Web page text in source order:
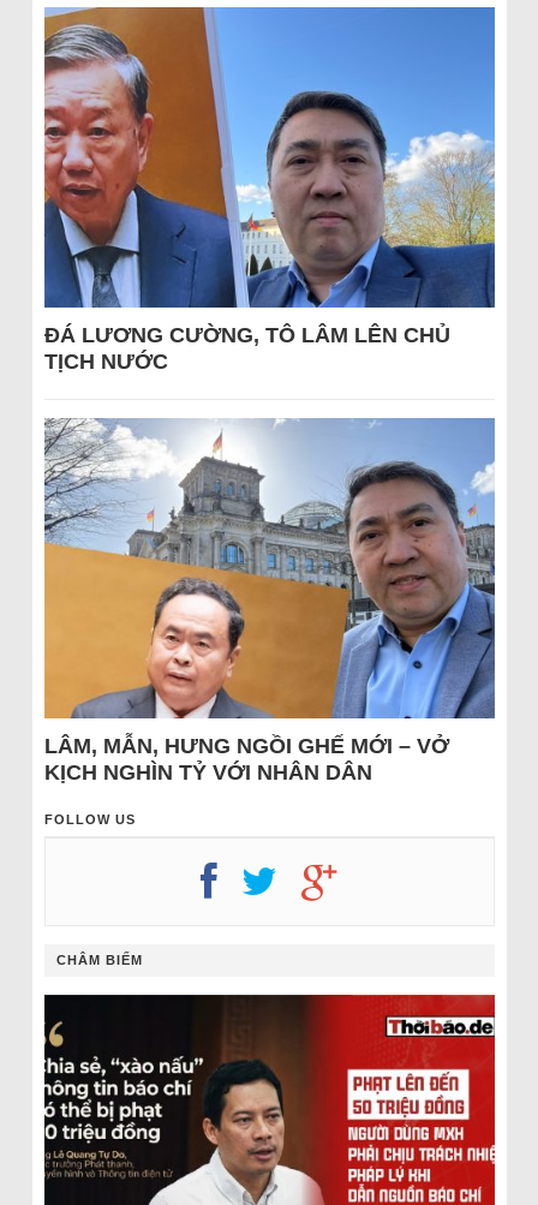
ĐÁ LƯƠNG CƯỜNG, TÔ LÂM LÊN CHỦ
TỊCH NƯỚC
LÂM, MẪN, HƯNG NGỒI GHẾ MỚI – VỞ
KỊCH NGHÌN TỶ VỚI NHÂN DÂN
FOLLOW US
CHÂM BIẾM